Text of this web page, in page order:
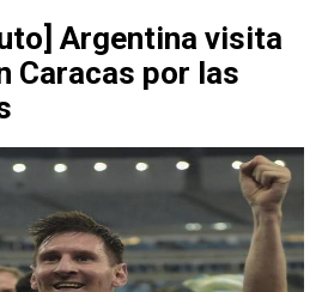
Argentina visita
Caracas por las